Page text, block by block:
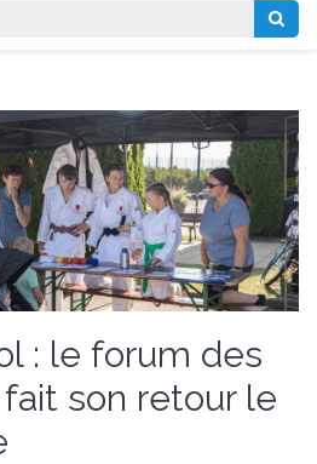
Rechercher
: le forum des
son retour le